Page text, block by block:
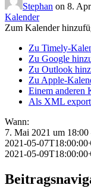
Stephan on 8.
Kalender
Zum Kalender
Zu Timely-
Zu Google
Zu Outlook
Zu Apple-
Einem anderen
Als XML
Wann:
7. Mai 2021 um
2021-05-
2021-05-